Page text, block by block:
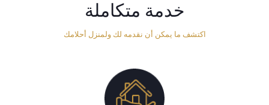
خدمة متكاملة
اكتشف ما يمكن أن نقدمه لك ولمنزل أحلامك